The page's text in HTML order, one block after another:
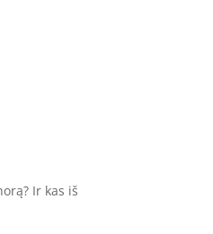
Ir kas iš